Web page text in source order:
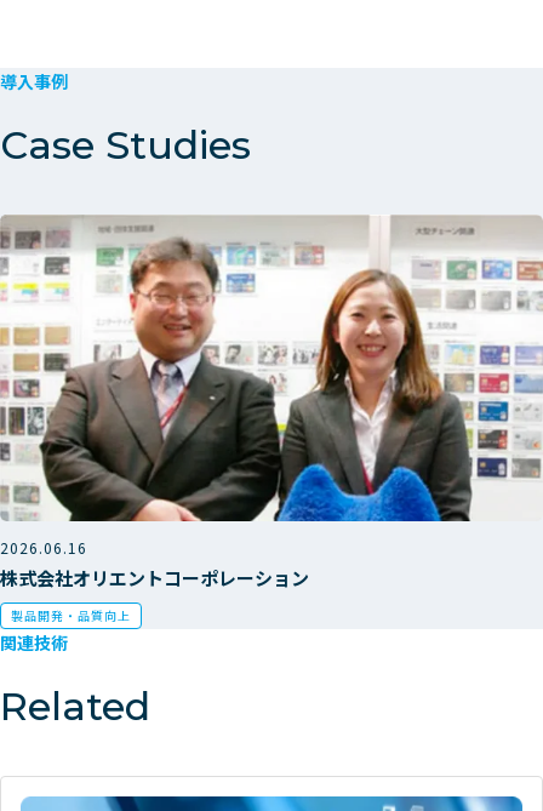
導入事例
Case Studies
2026.06.16
株式会社オリエントコーポレーション
製品開発・品質向上
関連技術
Related